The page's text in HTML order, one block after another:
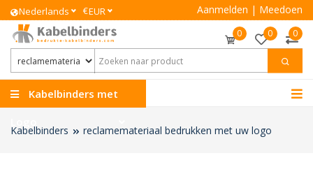
Nederlands €EUR Aanmelden | Meedoen
0 0 0
Kabelbinders met
Kabelbinders reclamemateriaal bedrukken met uw logo